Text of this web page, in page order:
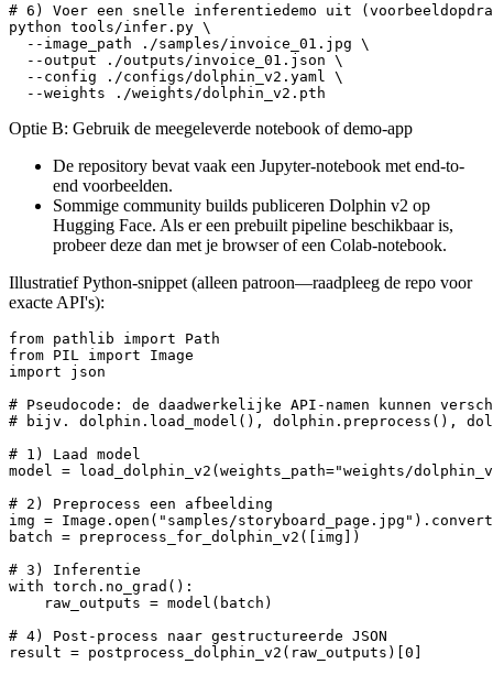
# 6) Voer een snelle inferentiedemo uit
python tools/infer.py \
  --image_path ./samples/invoice_01.jpg \
  --output ./outputs/invoice_01.json \
  --config ./configs/dolphin_v2.yaml \
Optie B: Gebruik de meegeleverde notebook of demo-app
De repository bevat vaak een Jupyter-notebook met end-to-
end voorbeelden.
Sommige community builds publiceren Dolphin v2 op
Hugging Face. Als er een prebuilt pipeline beschikbaar is,
probeer deze dan met je browser of een Colab-notebook.
Illustratief Python-snippet (alleen patroon—raadpleeg de repo voor
exacte API's):
from pathlib import Path
from PIL import Image
import json
# Pseudocode: de daadwerkelijke API-namen kunnen
# bijv. dolphin.load_model(), dolphin.preprocess(),
# 1) Laad model
model = load_dolphin_v2(weights_path="weights/
# 2) Preprocess een afbeelding
img = Image.open("samples/
batch = preprocess_for_dolphin_v2([img])
# 3) Inferentie
with torch.no_grad():
    raw_outputs = model(batch)
# 4) Post-process naar gestructureerde JSON
result = postprocess_dolphin_v2(raw_outputs)[0]